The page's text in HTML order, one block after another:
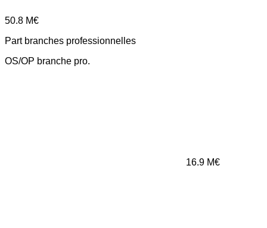
50.8 M€
Part branches professionnelles
OS/OP branche pro.
16.9 M€